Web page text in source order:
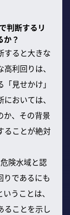
判断するリ
か？
すると大きな
利回りは、
見せかけ」
おいては、
か、その背景
ることが絶対
険水域と認
りであるにも
うことは、
ることを示し